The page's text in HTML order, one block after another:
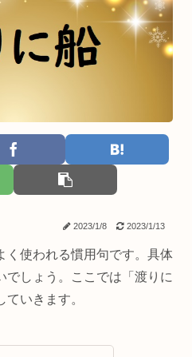
2023/1/8 2023/1/13
く使われる慣用句です。具体
でしょう。ここでは「渡りに
いきます。